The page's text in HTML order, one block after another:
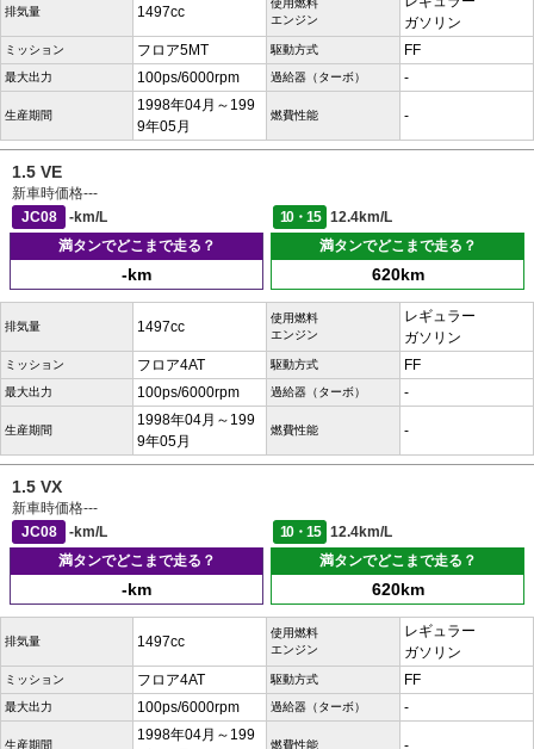
排気量 1497cc
使用燃料
エンジン
ガソリン
ミッション フロア5MT 駆動方式 FF
最大出力 100ps/6000rpm 過給器（ターボ） -
生産期間
1998年04月～199
9年05月
燃費性能 -
1.5 VE
新車時価格---
JC08
-km/L 10・15
12.4km/L
満タンでどこまで走る？
-km
満タンでどこまで走る？
620km
排気量 1497cc
使用燃料
エンジン
レギュラー
ガソリン
ミッション フロア4AT 駆動方式 FF
最大出力 100ps/6000rpm 過給器（ターボ） -
生産期間
1998年04月～199
9年05月
燃費性能 -
1.5 VX
新車時価格---
JC08
-km/L 10・15
12.4km/L
満タンでどこまで走る？
-km
満タンでどこまで走る？
620km
排気量 1497cc
使用燃料
エンジン
レギュラー
ガソリン
ミッション フロア4AT 駆動方式 FF
最大出力 100ps/6000rpm 過給器（ターボ） -
生産期間
1998年04月～199
燃費性能